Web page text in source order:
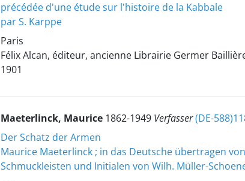
précédée d'une étude sur l'histoire de la Kabbale
par S. Karppe
Paris
Félix Alcan, éditeur, ancienne Librairie Germer
1901
Maeterlinck, Maurice 1862-1949 Verfasser(DE-
Der Schatz der Armen
Maurice Maeterlinck ; in das Deutsche übertragen
Schmuckleisten und Initialen von Wilh. Müller-